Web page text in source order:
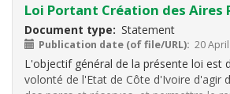
Loi Portant Création des Aires
Document type Statement
Publication date (of file/URL) 20
L'objectif général de la présente loi est
volonté de l'Etat de Côte d'Ivoire d'agir